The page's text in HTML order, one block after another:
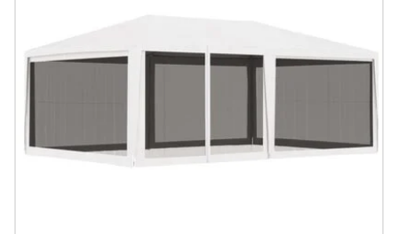
#sharemevidaxl